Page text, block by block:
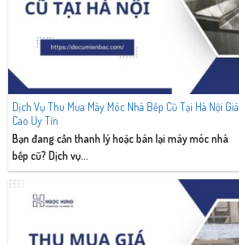
Dịch Vụ Thu Mua Máy Móc Nhà Bếp Cũ Tại Hà Nội Giá
Cao Uy Tín
Bạn đang cần thanh lý hoặc bán lại máy móc nhà
bếp cũ? Dịch vụ...